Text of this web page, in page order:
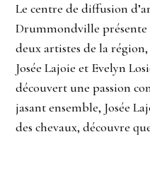
Le centre de diffusion
Drummondville
deux artistes de la
Josée Lajoie et Evelyn
découvert une passion
jasant ensemble, Josée
des chevaux, découvre